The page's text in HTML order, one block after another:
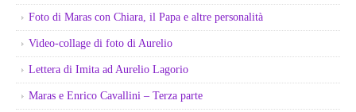
Foto di Maras con Chiara, il Papa e altre personalità
Video-collage di foto di Aurelio
Lettera di Imita ad Aurelio Lagorio
Maras e Enrico Cavallini – Terza parte